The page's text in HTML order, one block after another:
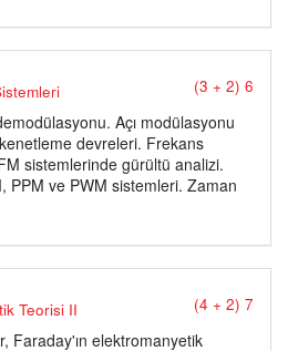
(3 + 2) 6
Açı modülasyonu
devreleri. Frekans
sistemlerinde gürültü analizi.
PPM ve PWM sistemleri. Zaman
Teorisi II (4 + 2) 7
Faraday'ın elektromanyetik